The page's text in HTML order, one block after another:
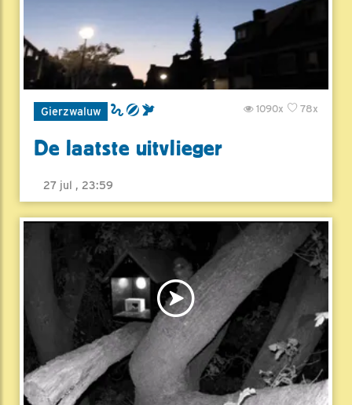
Gierzwaluw 78x
1090x
De laatste uitvlieger
27 jul , 23:59